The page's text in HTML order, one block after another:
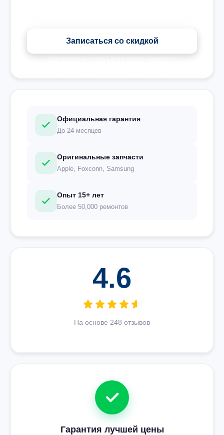
Записаться со скидкой
Перезвоним за 5 минут. Ваши данные защищены.
Официальная гарантия
До 24 месяцев
Оригинальные запчасти
Apple, Foxconn, Samsung
Опыт 15+ лет
Более 50,000 ремонтов
4.6
На основе 248 отзывов
Гарантия лучшей цены